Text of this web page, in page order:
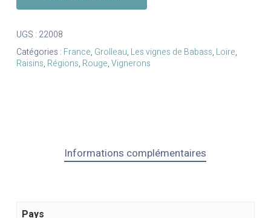
UGS : 22008
Catégories : France, Grolleau, Les vignes de Babass, Loire,
Raisins, Régions, Rouge,Vignerons
Informations complémentaires
Pays